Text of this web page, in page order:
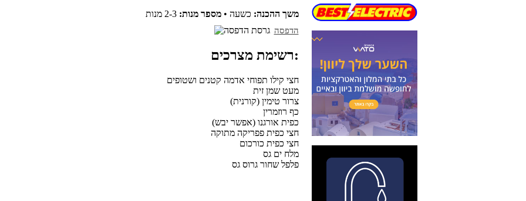
משך ההכנה: כשעה •מספר מנות: 2-3 מנות
הדפסה
רשימת מצרכים:
חצי קילו תפוחי אדמה קטנים ושטופים
מעט שמן זית
צרור טימין (קורנית)
כף רוזמרין
כפית אורגנו (אפשר יבש)
חצי כפית פפריקה מתוקה
חצי כפית כורכום
מלח ים גס
פלפל שחור גרוס גס